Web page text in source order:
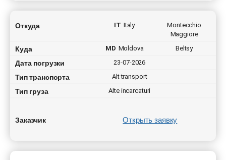
Откуда IT Italy
Montecchio
Maggiore
Куда MD Moldova Beltsy
Дата погрузки 23-07-2026
Тип транспорта Alt transport
Тип груза Alte incarcaturi
Заказчик Открыть заявку